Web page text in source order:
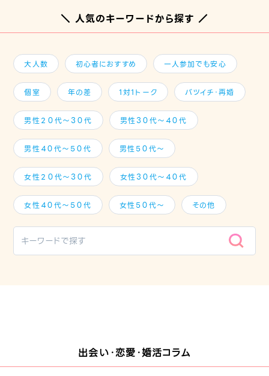
＼ 人気のキーワードから探す ／
大人数 初心者におすすめ 一人参加でも安心
個室 年の差 1対1トーク バツイチ・再婚
男性２０代～３０代 男性３０代～４０代
男性４０代～５０代 男性５０代～
女性２０代～３０代 女性３０代～４０代
女性４０代～５０代 女性５０代～ その他
出会い・恋愛・婚活コラム